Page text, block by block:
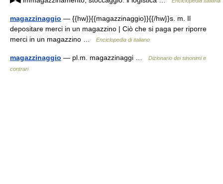
magazzinaggio — {{hw}}{{magazzinaggio}}{{/hw}}s. m. Il
depositare merci in un magazzino | Ciò che si paga per riporre
merci in un magazzino …
Enciclopedia di italiano
magazzinaggio — pl.m. magazzinaggi …
Dizionario dei sinonimi e
contrari